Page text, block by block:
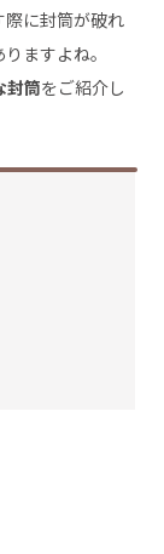
際に封筒が破れ
ますよね。
封筒をご紹介し